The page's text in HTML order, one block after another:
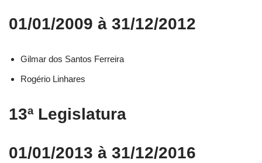
01/01/2009 à 31/12/2012
Gilmar dos Santos Ferreira
Rogério Linhares
13ª Legislatura
01/01/2013 à 31/12/2016